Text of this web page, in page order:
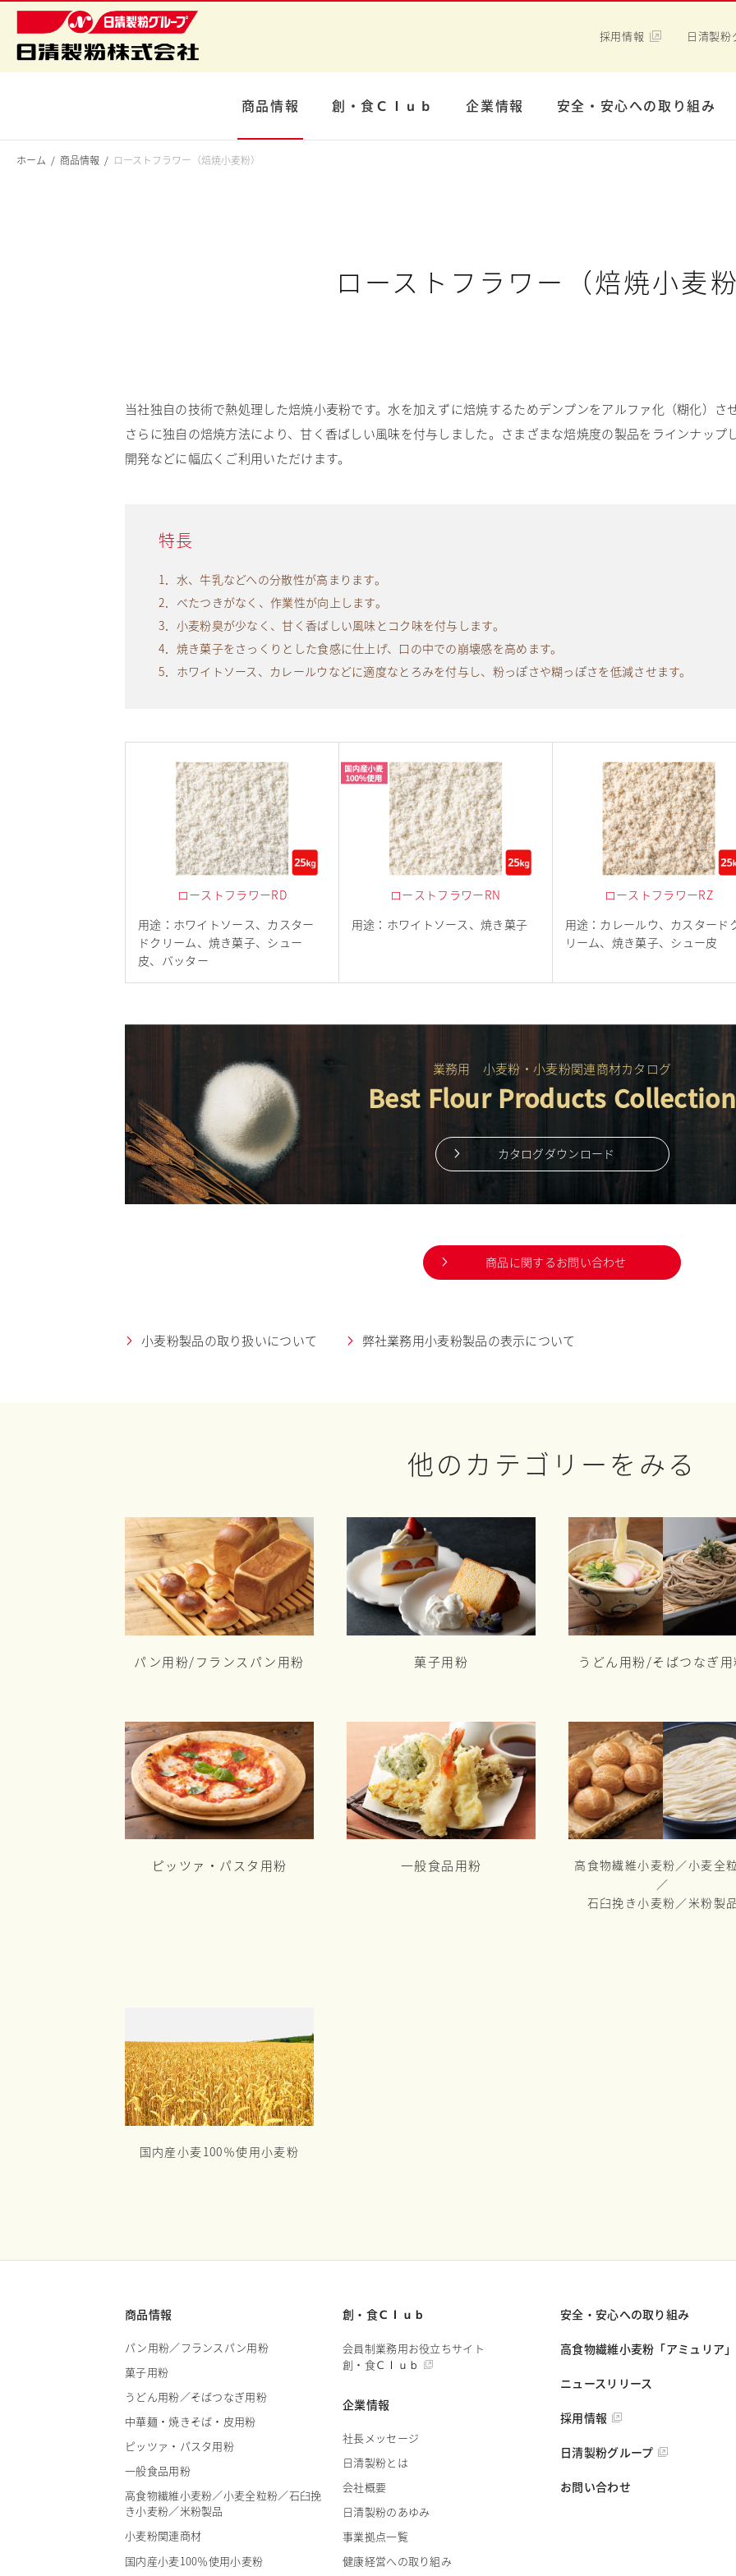
採用情報 日清製粉
商品情報 創・食Ｃｌｕｂ 企業情報 安全・安心への取り組み
ホーム 商品情報 ローストフラワー（焙焼小麦粉）
ローストフラワー（焙焼小麦
当社独自の技術で熱処理した焙焼小麦粉です。水を加えずに焙焼するためデンプンをアルファ化（糊化）さ
さらに独自の焙焼方法により、甘く香ばしい風味を付与しました。さまざまな焙焼度の製品をラインナッ
開発などに幅広くご利用いただけます。
特長
1．水、牛乳などへの分散性が高まります。
2．べたつきがなく、作業性が向上します。
3．小麦粉臭が少なく、甘く香ばしい風味とコク味を付与します。
4．焼き菓子をさっくりとした食感に仕上げ、口の中での崩壊感を高めます。
5．ホワイトソース、カレールウなどに適度なとろみを付与し、粉っぽさや糊っぽさを低減させます。
ローストフラワーRD
用途 ： ホワイトソース、カスター
ドクリーム、焼き菓子、シュー
皮、バッター
ローストフラワーRN
用途 ： ホワイトソース、焼き菓子
ローストフラワーRZ
用途 ： カレールウ、カスタード
リーム、焼き菓子、シュー皮
業務用 小麦粉・小麦粉関連商材カタログ
Best Flour Products Collection
カタログダウンロード
商品に関するお問い合わせ
小麦粉製品の取り扱いについて 弊社業務用小麦粉製品の表示について
他のカテゴリーをみる
パン用粉/フランスパン用粉 菓子用粉 うどん用粉/そばつなぎ
ピッツァ・パスタ用粉 一般食品用粉
高食物繊維小麦粉／小麦全
／
石臼挽き小麦粉／米粉製
国内産小麦100％使用小麦粉
商品情報
パン用粉／フランスパン用粉
菓子用粉
うどん用粉／そばつなぎ用粉
中華麺・焼きそば・皮用粉
ピッツァ・パスタ用粉
一般食品用粉
高食物繊維小麦粉／小麦全粒粉／石臼挽
き小麦粉／米粉製品
小麦粉関連商材
国内産小麦100％使用小麦粉
創・食Ｃｌｕｂ
会員制業務用お役立ちサイト
創・食Ｃｌｕｂ
企業情報
社長メッセージ
日清製粉とは
会社概要
日清製粉のあゆみ
事業拠点一覧
健康経営への取り組み
安全・安心への取り組み
高食物繊維小麦粉「アミュリア」
ニュースリリース
採用情報
日清製粉グループ
お問い合わせ